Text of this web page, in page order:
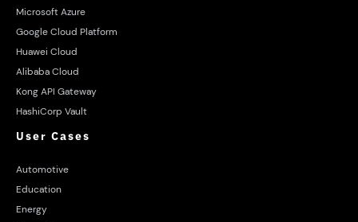
Microsoft Azure
Google Cloud Platform
Huawei Cloud
Alibaba Cloud
Kong API Gateway
HashiCorp Vault
User Cases
Automotive
Education
Energy